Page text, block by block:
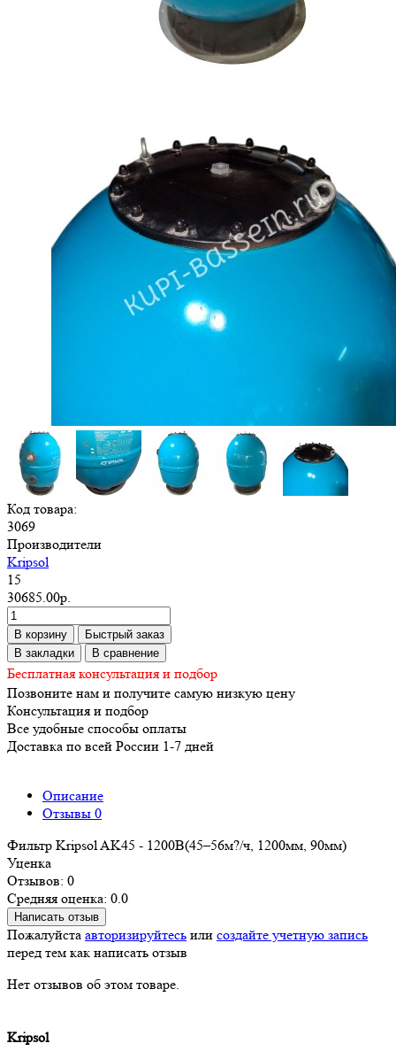
Код товара:
3069
Производители
Kripsol
15
30685.00р.
В корзину
Быстрый заказ
В закладки
В сравнение
Бесплатная консультация и подбор
Позвоните нам и получите самую низкую цену
Консультация и подбор
Все удобные способы оплаты
Доставка по всей России 1-7 дней
Описание
Отзывы 0
Фильтр Kripsol AK45 - 1200B(45–56м?/ч, 1200мм, 90мм)
Уценка
Отзывов: 0
Средняя оценка: 0.0
Написать отзыв
Пожалуйста авторизируйтесь или создайте учетную запись
перед тем как написать отзыв
Нет отзывов об этом товаре.
Kripsol